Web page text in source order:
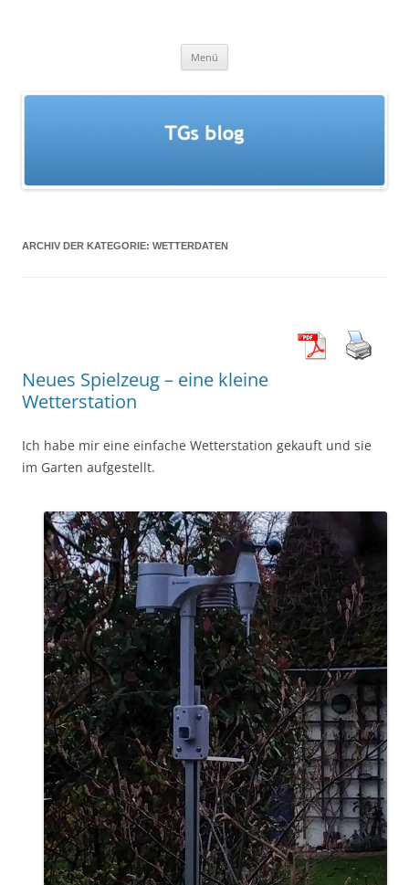
Menü
ARCHIV DER KATEGORIE: WETTERDATEN
Neues Spielzeug – eine kleine
Wetterstation
Ich habe mir eine einfache Wetterstation gekauft und sie
im Garten aufgestellt.